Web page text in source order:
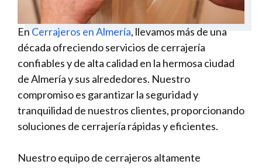
En Cerrajeros en Almería, llevamos más de una
década ofreciendo servicios de cerrajería
confiables y de alta calidad en la hermosa ciudad
de Almería y sus alrededores. Nuestro
compromiso es garantizar la seguridad y
tranquilidad de nuestros clientes, proporcionando
soluciones de cerrajería rápidas y eficientes.
Nuestro equipo de cerrajeros altamente